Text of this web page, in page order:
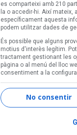
es comparteixi amb 210
la o accedir-hi. Així
específicament aquesta
podem utilitzar dades de
És possible que alguns
motius d'interès legítim.
tractament gestionant les
pàgina o al menú del lloc
consentiment a la
No consentir